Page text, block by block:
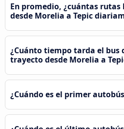
En promedio, ¿cuántas
desde Morelia a Tepic
¿Cuánto tiempo tarda el bus
trayecto desde Morelia a
¿Cuándo es el primer